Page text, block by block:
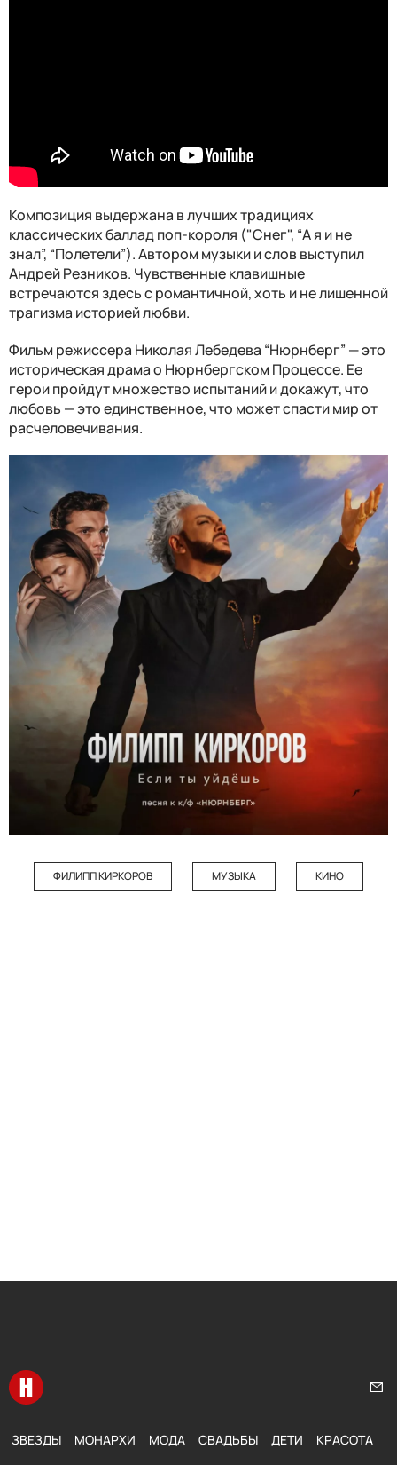
Композиция выдержана в лучших традициях
классических баллад поп-короля ("Снег", “А я и не
знал”, “Полетели”). Автором музыки и слов выступил
Андрей Резников. Чувственные клавишные
встречаются здесь с романтичной, хоть и не лишенной
трагизма историей любви.
Фильм режиссера Николая Лебедева “Нюрнберг” — это
историческая драма о Нюрнбергском Процессе. Ее
герои пройдут множество испытаний и докажут, что
любовь — это единственное, что может спасти мир от
расчеловечивания.
ФИЛИПП КИРКОРОВ МУЗЫКА КИНО
Перейти на главную
ЗВЕЗДЫ МОНАРХИ МОДА СВАДЬБЫ ДЕТИ КРАСОТА